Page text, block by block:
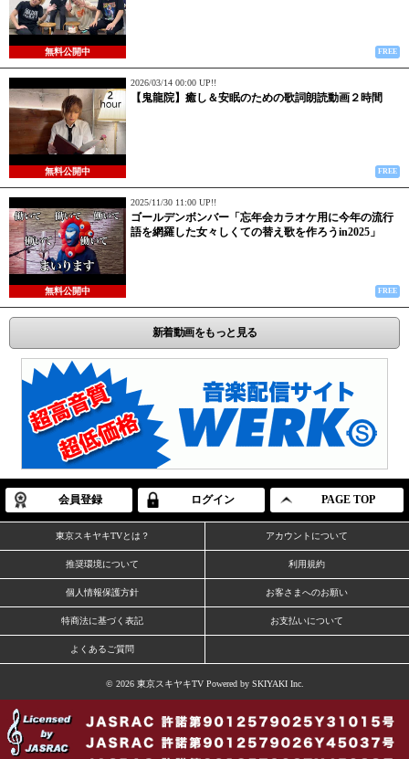
無料公開中 FREE
無料公開中
2026/03/14 00:00 UP!!
【鬼龍院】癒し＆安眠のための歌詞朗読動画２時間
FREE
無料公開中
2025/11/30 11:00 UP!!
ゴールデンボンバー「忘年会カラオケ用に今年の流行
語を網羅した女々しくての替え歌を作ろうin2025」
FREE
新着動画をもっと見る
会員登録 ログイン PAGE TOP
東京スキヤキTVとは？ アカウントについて
推奨環境について 利用規約
個人情報保護方針 お客さまへのお願い
特商法に基づく表記 お支払いについて
よくあるご質問
© 2026 東京スキヤキTV Powered by SKIYAKI Inc.